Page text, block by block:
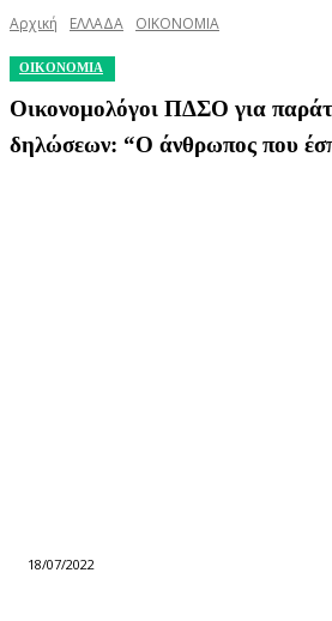
Αρχική ΕΛΛΑΔΑ ΟΙΚΟΝΟΜΙΑ
ΟΙΚΟΝΟΜΙΑ
Οικονομολόγοι ΠΔΣΟ για
δηλώσεων: “Ο άνθρωπος που
18/07/2022